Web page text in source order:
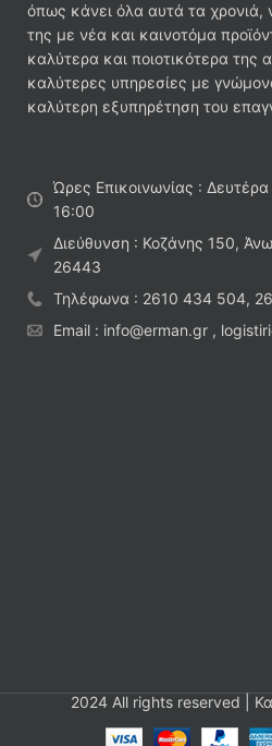
όπως κάνει όλα αυτά τα χρονιά,
της με νέα και καινοτόμα
καλύτερα και ποιοτικότερα της
καλύτερες υπηρεσίες με
καλύτερη εξυπηρέτηση του
Ώρες Επικοινωνίας :
16:00
Διεύθυνση : Κοζάνης 150,
26443
Τηλέφωνα : 2610 434 504,
Email : info@erman.gr ,
2024 All rights reserved |